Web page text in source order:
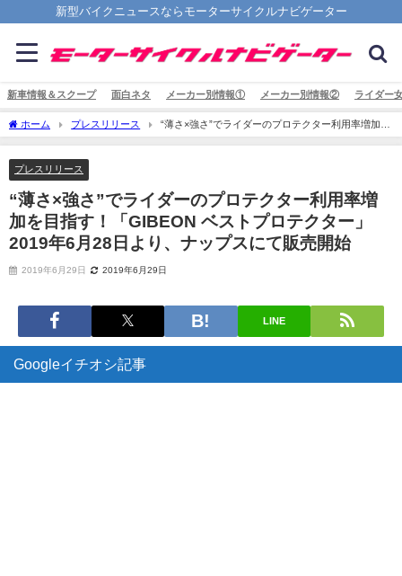
新型バイクニュースならモーターサイクルナビゲーター
新車情報＆スクープ 面白ネタ メーカー別情報① メーカー別情報② ライダー
ホーム プレスリリース
“薄さ×強さ”でライダーのプロテクター利用率増加を
目指す！「GIBEON ベストプロテクター」2019年6月28日より、ナップスにて販売開
プレスリリース
“薄さ×強さ”でライダーのプロテクター利用率増
加を目指す！「GIBEON ベストプロテクター」
2019年6月28日より、ナップスにて販売開始
2019年6月29日 2019年6月29日
LINE
Googleイチオシ記事